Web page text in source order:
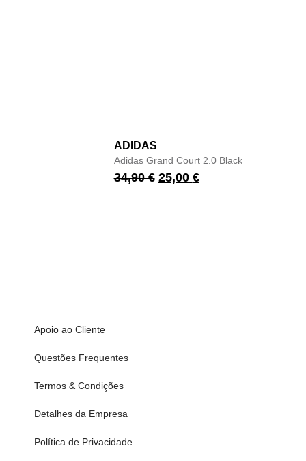
ADIDAS
Adidas Grand Court 2.0 Black
34,90€ 25,00 €
Apoio ao Cliente
Questões Frequentes
Termos & Condições
Detalhes da Empresa
Política de Privacidade